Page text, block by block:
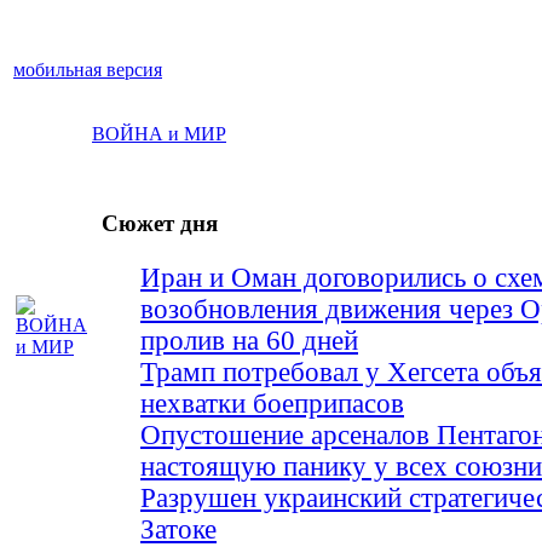
мобильная версия
ВОЙНА и МИР
Сюжет дня
Иран и Оман договорились о
возобновления движения через
пролив на 60 дней
Трамп потребовал у Хегсета
нехватки боеприпасов
Опустошение арсеналов
настоящую панику у всех
Разрушен украинский
Затоке